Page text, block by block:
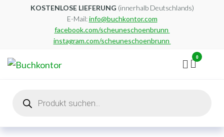
KOSTENLOSE LIEFERUNG (innerhalb Deutschlands)
E-Mail:info@buchkontor.com
facebook.com/scheuneschoenbrunn
instagram.com/scheuneschoenbrunn
0
search